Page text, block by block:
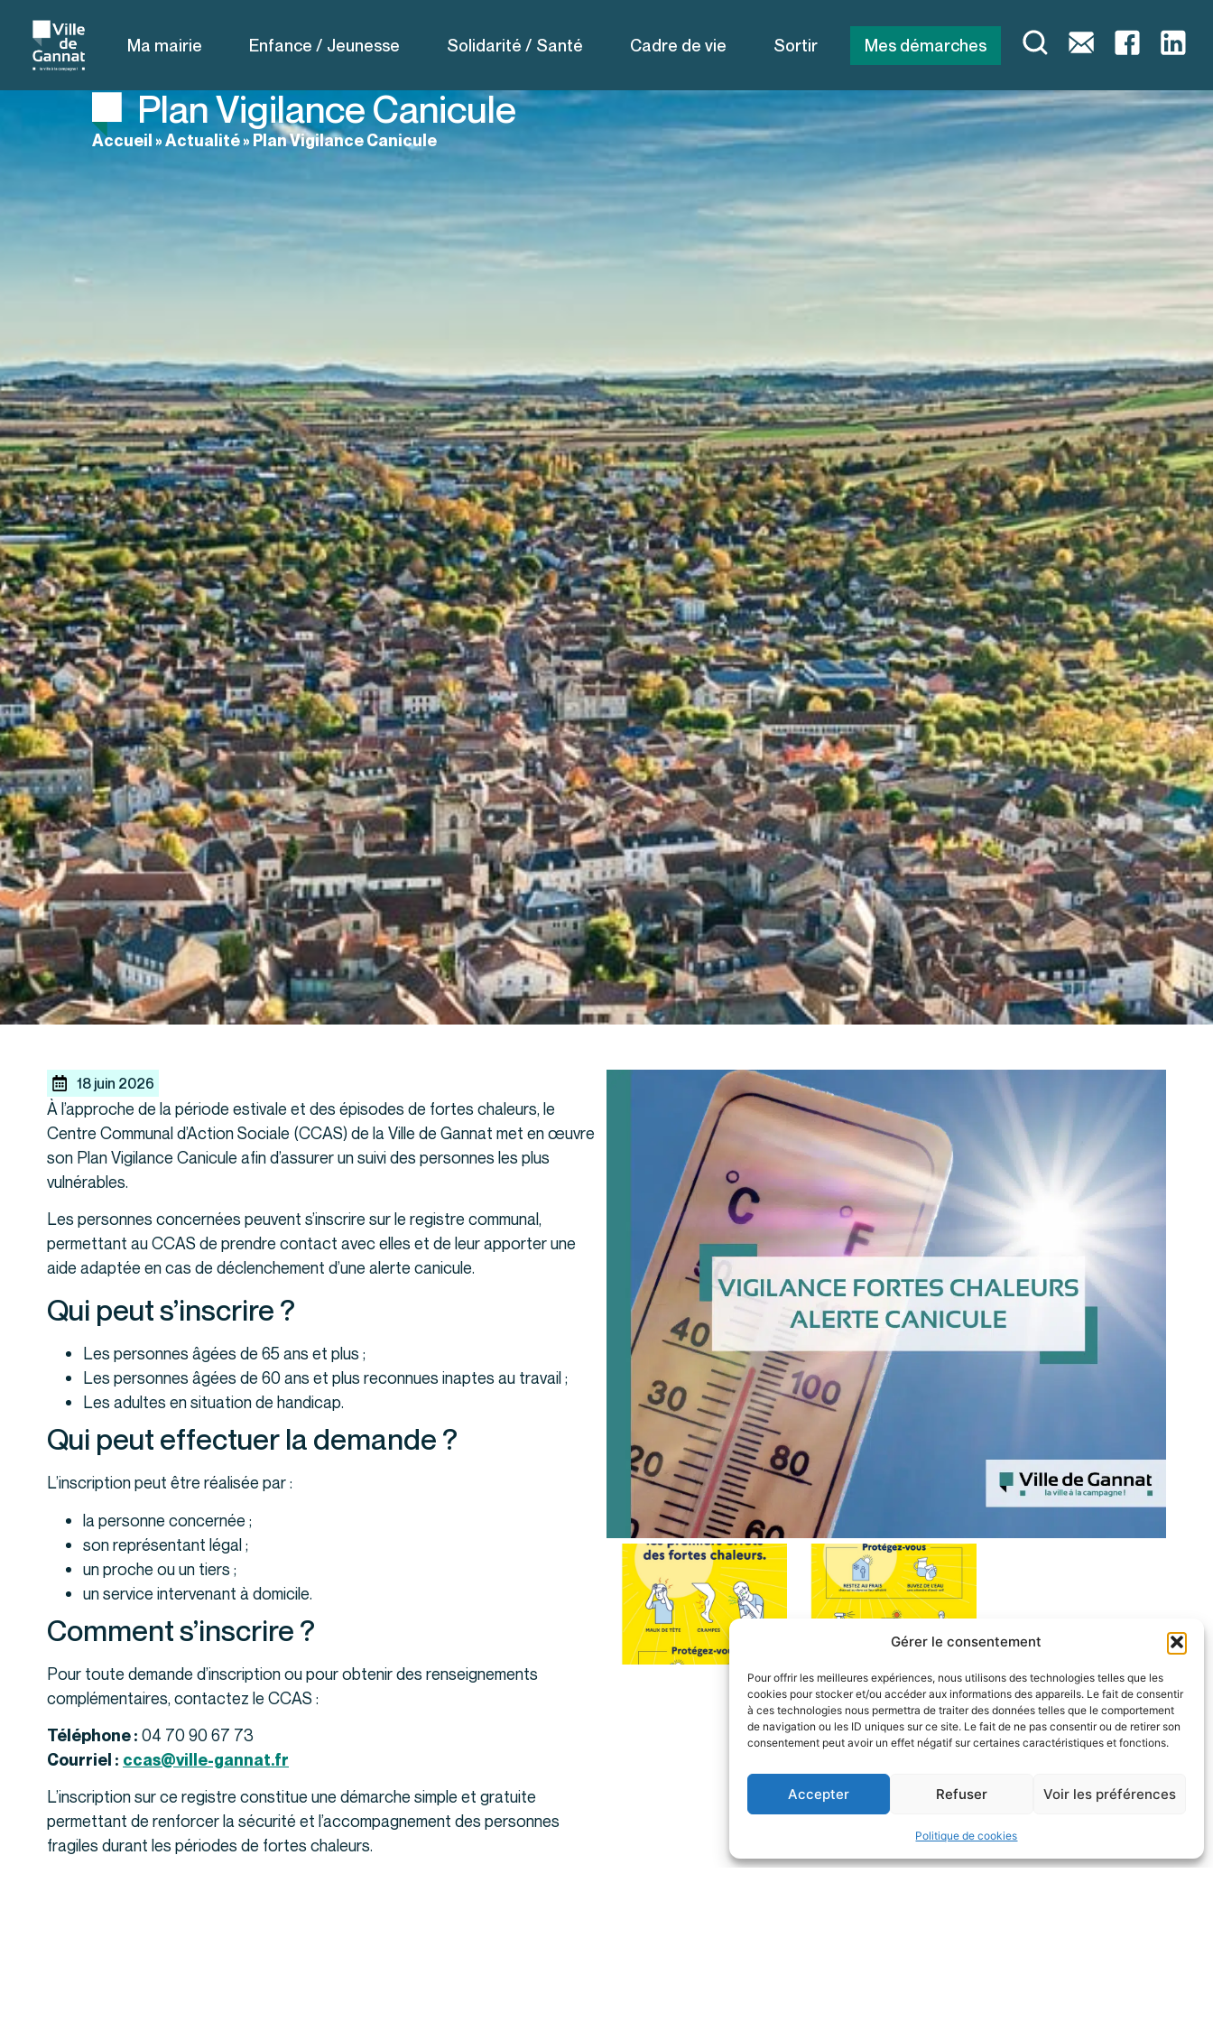
Gérer le consentement
Pour offrir les meilleures expériences, nous utilisons des technologies telles que les
cookies pour stocker et/ou accéder aux informations des appareils. Le fait de consentir
à ces technologies nous permettra de traiter des données telles que le comportement
de navigation ou les ID uniques sur ce site. Le fait de ne pas consentir ou de retirer son
consentement peut avoir un effet négatif sur certaines caractéristiques et fonctions.
Accepter Refuser Voir les préférences
Politique de cookies
Ma mairie Enfance / Jeunesse Solidarité / Santé Cadre de vie Sortir Mes démarches
Plan Vigilance Canicule
Accueil»Actualité» Plan Vigilance Canicule
18 juin 2026
À l’approche de la période estivale et des épisodes de fortes chaleurs, le
Centre Communal d’Action Sociale (CCAS) de la Ville de Gannat met en œuvre
son Plan Vigilance Canicule afin d’assurer un suivi des personnes les plus
vulnérables.
Les personnes concernées peuvent s’inscrire sur le registre communal,
permettant au CCAS de prendre contact avec elles et de leur apporter une
aide adaptée en cas de déclenchement d’une alerte canicule.
Qui peut s’inscrire ?
Les personnes âgées de 65 ans et plus ;
Les personnes âgées de 60 ans et plus reconnues inaptes au travail ;
Les adultes en situation de handicap.
Qui peut effectuer la demande ?
L’inscription peut être réalisée par :
la personne concernée ;
son représentant légal ;
un proche ou un tiers ;
un service intervenant à domicile.
Comment s’inscrire ?
Pour toute demande d’inscription ou pour obtenir des renseignements
complémentaires, contactez le CCAS :
Téléphone : 04 70 90 67 73
Courriel : ccas@ville-gannat.fr
L’inscription sur ce registre constitue une démarche simple et gratuite
permettant de renforcer la sécurité et l’accompagnement des personnes
fragiles durant les périodes de fortes chaleurs.